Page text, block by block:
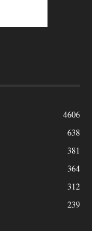
4606
638
381
364
312
239